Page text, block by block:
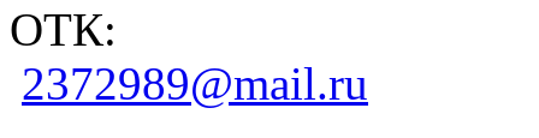
ОТК:
2372989@mail.ru